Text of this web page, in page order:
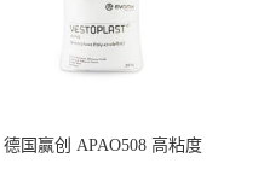
德国赢创 APAO508 高粘度